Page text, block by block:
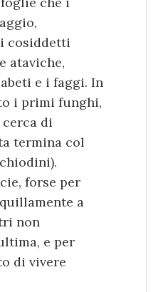
cosiddetti
ataviche,
e i faggi. In
i primi funghi,
di
termina col
forse per
a
non
e per
di vivere